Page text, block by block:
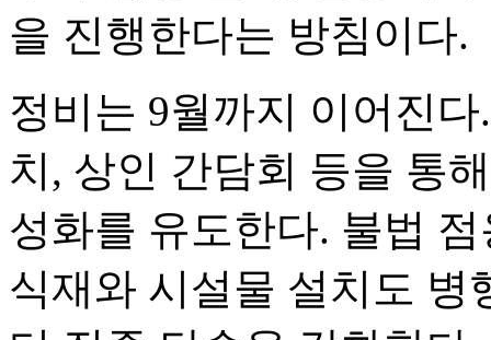
을 진행한다는 방침이다.
정비는 9월까지 이어진
치, 상인 간담회 등을 통
성화를 유도한다. 불법
식재와 시설물 설치도 병